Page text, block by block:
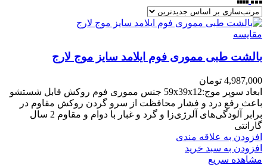
مقایسه
بالشت طبی مموری فوم ایلامد سایز موج لارج
4,987,000 تومان
ابعاد سوپر موج:59x39x12 جنس مموری فوم روکش قابل شستشو
باعث رفع درد و فشار محافظت از سرو گردن روکش مقاوم در
برابر آلودگی‌های آلرژی‌زا و گرد و غبار با دوام و مقاوم 2 سال
گارانتی
افزودن به علاقه مندی
افزودن به سبد خرید
مشاهده سریع